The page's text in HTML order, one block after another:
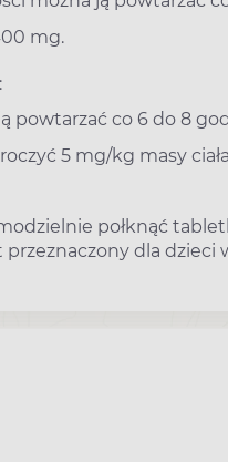
mg.
powtarzać co 6 do 8
5 mg/kg masy
połknąć
dla dzieci